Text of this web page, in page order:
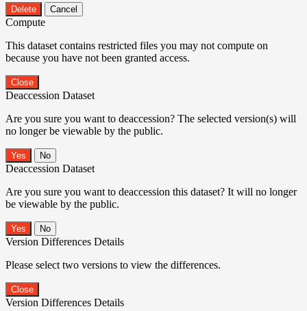
Delete Cancel
Compute
This dataset contains restricted files you may not compute on
because you have not been granted access.
Close
Deaccession Dataset
Are you sure you want to deaccession? The selected version(s) will
no longer be viewable by the public.
No
Deaccession Dataset
Are you sure you want to deaccession this dataset? It will no longer
be viewable by the public.
No
Version Differences Details
Please select two versions to view the differences.
Close
Version Differences Details